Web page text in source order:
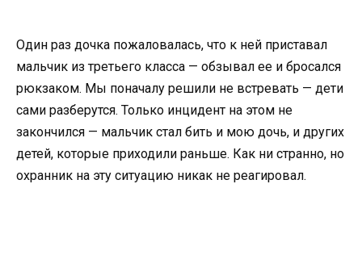
Один раз дочка пожаловалась, что к ней приставал
мальчик из третьего класса — обзывал ее и бросался
рюкзаком. Мы поначалу решили не встревать — дети
сами разберутся. Только инцидент на этом не
закончился — мальчик стал бить и мою дочь, и других
детей, которые приходили раньше. Как ни странно, но
охранник на эту ситуацию никак не реагировал.